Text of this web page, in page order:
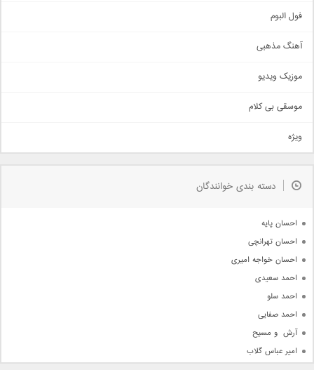
اجتماعی
حماسی
سنتی
اهنگ بندرعباسی
دمو
مذهبی
جدیدترین ها
فول البوم
آهنگ مذهبی
موزیک ویدیو
موسقی بی کلام
ویژه
دسته بندی خوانندگان
احسان پایه
احسان تهرانچی
احسان خواجه امیری
احمد سعیدی
احمد سلو
احمد صفایی
آرش  و مسیح
امیر عباس گلاب